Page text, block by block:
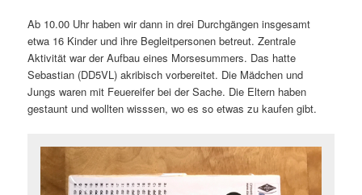
Ab 10.00 Uhr haben wir dann in drei Durchgängen insgesamt
etwa 16 Kinder und ihre Begleitpersonen betreut. Zentrale
Aktivität war der Aufbau eines Morsesummers. Das hatte
Sebastian (DD5VL) akribisch vorbereitet. Die Mädchen und
Jungs waren mit Feuereifer bei der Sache. Die Eltern haben
gestaunt und wollten wisssen, wo es so etwas zu kaufen gibt.